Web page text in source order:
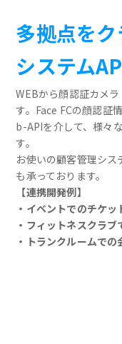
多拠点を
システム
WEBから顔認証カメ
す。Face FCの顔認証
b-APIを介して、様々
す。
お使いの顧客管理シ
も承っております。
【連携開発例】
・イベントでのチケ
・フィットネスクラ
・トランクルームで